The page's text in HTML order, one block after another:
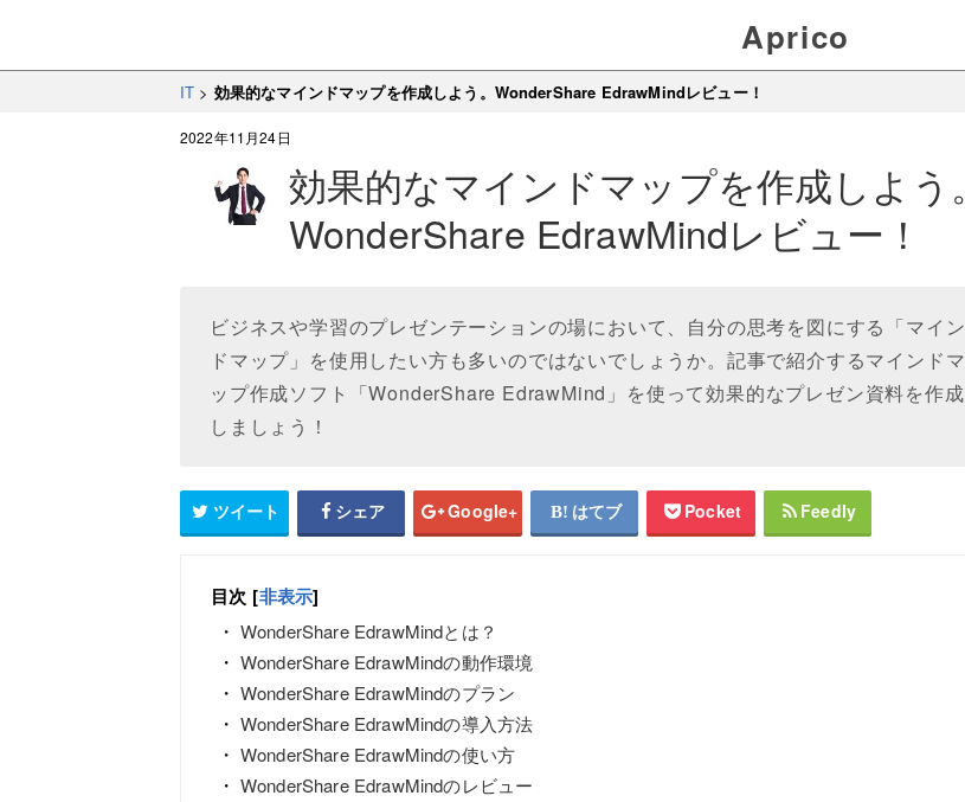
Aprico
IT > 効果的なマインドマップを作成しよう。WonderShare EdrawMindレビュー！
2022年11月24日
効果的なマインドマップを作成しよう。
WonderShare EdrawMindレビュー！
ビジネスや学習のプレゼンテーションの場において、自分の思考を図にする「マイン
ドマップ」を使用したい方も多いのではないでしょうか。記事で紹介するマインドマ
ップ作成ソフト「WonderShare EdrawMind」を使って効果的なプレゼン資料を作成
しましょう！
ツイート シェア Google+ はてブ Pocket Feedly
目次 [非表示]
WonderShare EdrawMindとは？
WonderShare EdrawMindの動作環境
WonderShare EdrawMindのプラン
WonderShare EdrawMindの導入方法
WonderShare EdrawMindの使い方
WonderShare EdrawMindのレビュー